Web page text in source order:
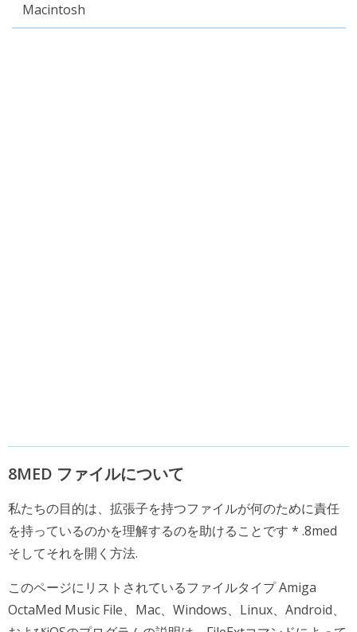
Macintosh
8MED ファイルについて
私たちの目的は、拡張子を持つファイルが何のために責任
を持っているのかを理解するのを助けることです * .8med
そしてそれを開く方法.
このページにリストされているファイルタイプ Amiga
OctaMed Music File、Mac、Windows、Linux、Android、